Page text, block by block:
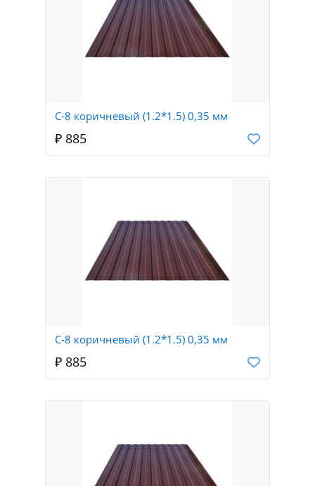
С-8 коричневый (1.2*1.5) 0,35 мм
₽ 885
С-8 коричневый (1.2*1.5) 0,35 мм
₽ 885